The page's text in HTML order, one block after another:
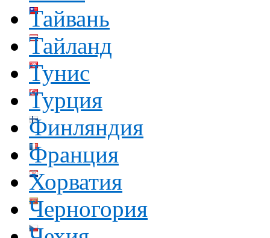
Тайвань
Тайланд
Тунис
Турция
Финляндия
Франция
Хорватия
Черногория